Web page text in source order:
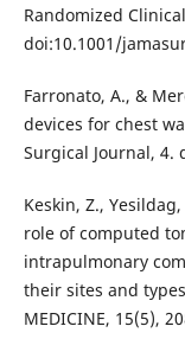
Randomized
doi:10.1001/
Farronato, A., &
devices for chest
Surgical Journal, 4.
Keskin, Z.,
role of computed
intrapulmonary
their sites and types.
MEDICINE, 15(5),